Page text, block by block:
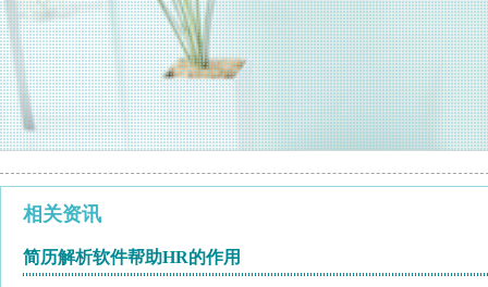
相关资讯
简历解析软件帮助HR的作用